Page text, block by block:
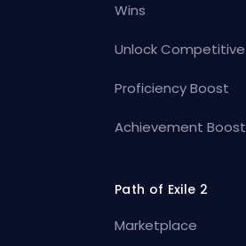
Wins
Unlock Competitive
Proficiency Boost
Achievement Boost
Path of Exile 2
Marketplace